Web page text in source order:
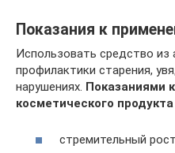
Показания к
Использовать средство
профилактики старения,
нарушениях. Показаниями
косметического
стремительный